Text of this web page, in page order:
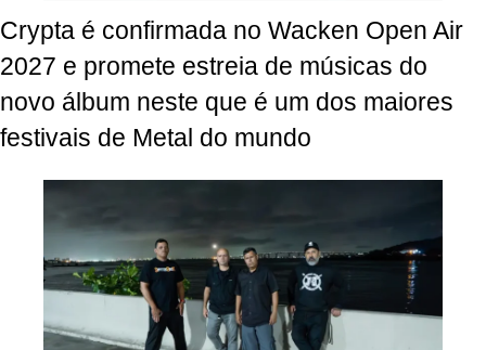
Crypta é confirmada no Wacken Open Air
2027 e promete estreia de músicas do
novo álbum neste que é um dos maiores
festivais de Metal do mundo